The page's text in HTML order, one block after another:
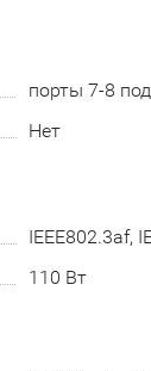
порты 7-8
Нет
IEEE802.3af,
110 Вт